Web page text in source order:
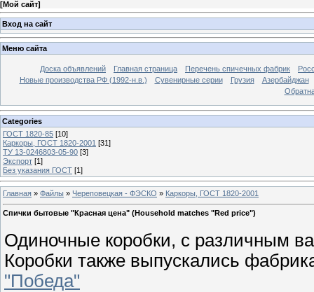
[Мой сайт]
Вход на сайт
Меню сайта
Доска объявлений Главная страница Перечень спичечных фабрик
Новые производства РФ (1992-н.в.)
Сувенирные серии Грузия
Азербайджан
Categories
ГОСТ 1820-85 [10]
Каркоры, ГОСТ 1820-2001 [31]
ТУ 13-0246803-05-90 [3]
Экспорт [1]
Без указания ГОСТ [1]
Главная » Файлы » Череповецкая - ФЭСКО » Каркоры, ГОСТ 1820-2001
Спички бытовые "Красная цена" (Household matches "Red price")
Одиночные коробки, с различным
Коробки также выпускались
"Победа"